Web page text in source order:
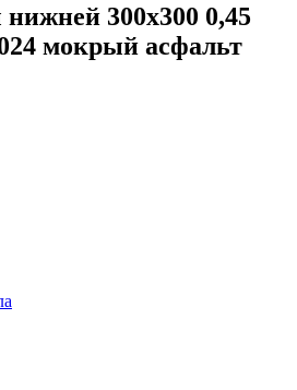
300х300 0,45
мокрый асфальт